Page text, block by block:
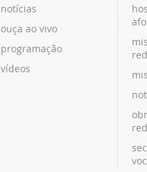
notícias
ouça ao vivo
programação
vídeos